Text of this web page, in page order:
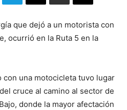
que dejó a un motorista con
ocurrió en la Ruta 5 en la
con una motocicleta tuvo lugar
cruce al camino al sector de
donde la mayor afectación